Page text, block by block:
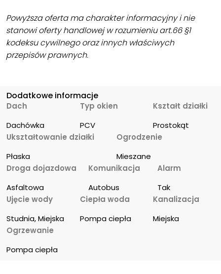
Powyższa oferta ma charakter informacyjny i nie
stanowi oferty handlowej w rozumieniu art.66 §1
kodeksu cywilnego oraz innych właściwych
przepisów prawnych.
Dodatkowe informacje
Dach
Dachówka
Typ okien
PCV
Kształt działki
Prostokąt
Ukształtowanie działki
Płaska
Ogrodzenie
Mieszane
Droga dojazdowa
Asfaltowa
Komunikacja
Autobus
Alarm
Tak
Ujęcie wody
Studnia, Miejska
Ciepła woda
Pompa ciepła
Kanalizacja
Miejska
Ogrzewanie
Pompa ciepła